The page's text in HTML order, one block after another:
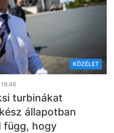
KÖZÉLET
turbinákat
állapotban
hogy